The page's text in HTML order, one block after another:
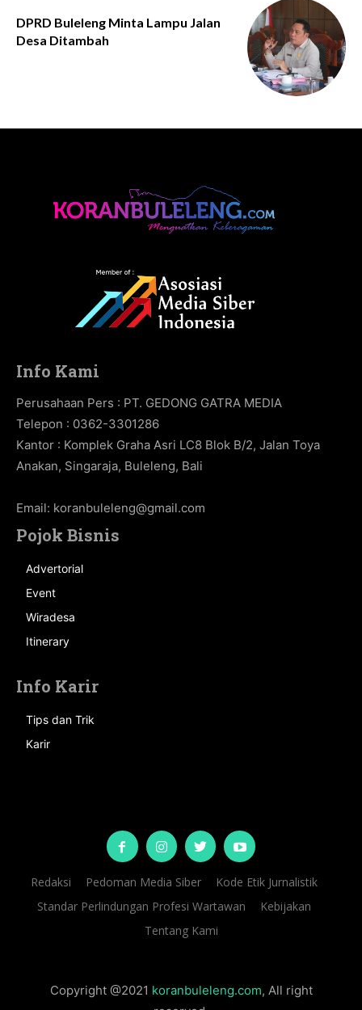
DPRD Buleleng Minta Lampu Jalan
Desa Ditambah
Info Kami
Perusahaan Pers : PT. GEDONG GATRA MEDIA
Telepon : 0362-3301286
Kantor : Komplek Graha Asri LC8 Blok B/2, Jalan Toya
Anakan, Singaraja, Buleleng, Bali
Email: koranbuleleng@gmail.com
Pojok Bisnis
Advertorial
Event
Wiradesa
Itinerary
Info Karir
Tips dan Trik
Karir
Redaksi Pedoman Media Siber
Kode Etik Jurnalistik
Standar Perlindungan Profesi Wartawan
Kebijakan
Tentang Kami
Copyright @2021 koranbuleleng.com, All right